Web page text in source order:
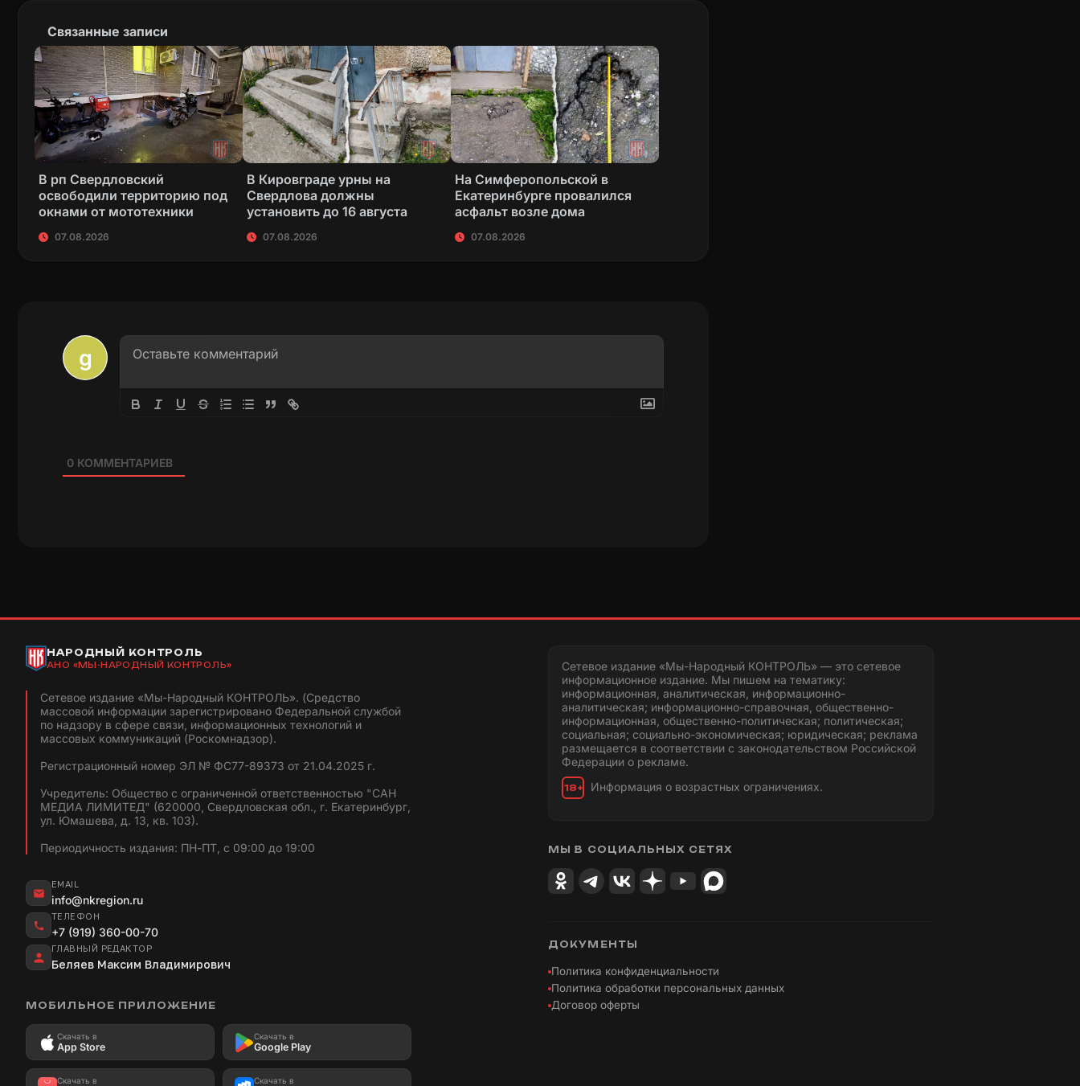
Связанные записи
В рп Свердловский
освободили территорию под
окнами от мототехники
07.08.2026
В Кировграде урны на
Свердлова должны
установить до 16 августа
07.08.2026
На Симферопольской в
Екатеринбурге провалился
асфальт возле дома
07.08.2026
0КОММЕНТАРИЕВ
НАРОДНЫЙ КОНТРОЛЬ
АНО «МЫ-НАРОДНЫЙ КОНТРОЛЬ»
Сетевое издание «Мы-Народный КОНТРОЛЬ». (Средство
массовой информации зарегистрировано Федеральной службой
по надзору в сфере связи, информационных технологий и
массовых коммуникаций (Роскомнадзор).
Регистрационный номер ЭЛ № ФС77-89373 от 21.04.2025 г.
Учредитель: Общество с ограниченной ответственностью "САН
МЕДИА ЛИМИТЕД" (620000, Свердловская обл., г. Екатеринбург,
ул. Юмашева, д. 13, кв. 103).
Периодичность издания: ПН-ПТ, с 09:00 до 19:00
EMAIL
info@nkregion.ru
ТЕЛЕФОН
+7 (919) 360-00-70
ГЛАВНЫЙ РЕДАКТОР
Беляев Максим Владимирович
МОБИЛЬНОЕ ПРИЛОЖЕНИЕ
Скачать в
App Store
Скачать в
Google Play
Скачать в Скачать в
Сетевое издание «Мы-Народный КОНТРОЛЬ» — это сетевое
информационное издание. Мы пишем на тематику:
информационная, аналитическая, информационно-
аналитическая; информационно-справочная, общественно-
информационная, общественно-политическая; политическая;
социальная; социально-экономическая; юридическая; реклама
размещается в соответствии с законодательством Российской
Федерации о рекламе.
18+ Информация о возрастных ограничениях.
МЫ В СОЦИАЛЬНЫХ СЕТЯХ
ДОКУМЕНТЫ
Политика конфиденциальности
Политика обработки персональных данных
Договор оферты